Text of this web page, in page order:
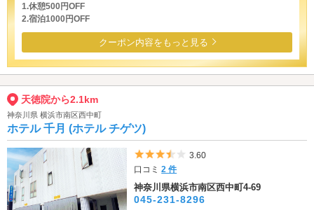
1.休憩500円OFF
2.宿泊1000円OFF
クーポン内容をもっと見る
天徳院から2.1km
神奈川県 横浜市南区西中町
ホテル 千月 (ホテル チゲツ)
5つ星のうち3.5
3.60
口コミ2 件
神奈川県横浜市南区西中町4-69
045-231-8296